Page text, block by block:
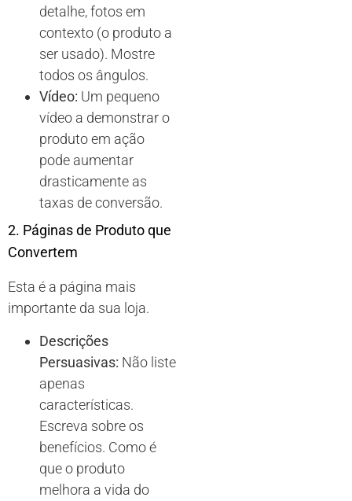
detalhe, fotos em
contexto (o produto a
ser usado). Mostre
todos os ângulos.
Vídeo: Um pequeno
vídeo a demonstrar o
produto em ação
pode aumentar
drasticamente as
taxas de conversão.
2. Páginas de Produto que
Convertem
Esta é a página mais
importante da sua loja.
Descrições
Persuasivas: Não liste
apenas
características.
Escreva sobre os
benefícios. Como é
que o produto
melhora a vida do